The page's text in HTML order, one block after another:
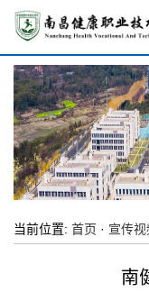
当前位置: 首页 · 宣传视
南